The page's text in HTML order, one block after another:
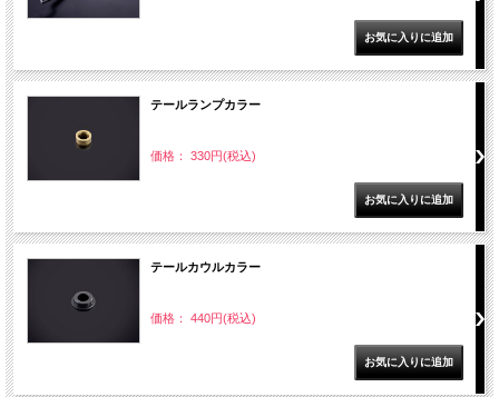
テールランプカラー
価格： 330円(税込)
テールカウルカラー
価格： 440円(税込)